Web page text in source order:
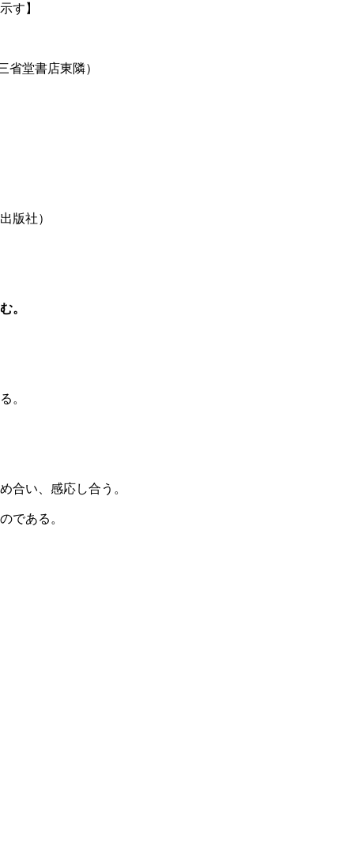
】
堂書店東隣）
版社）
。
。
合い、感応し合う。
である。